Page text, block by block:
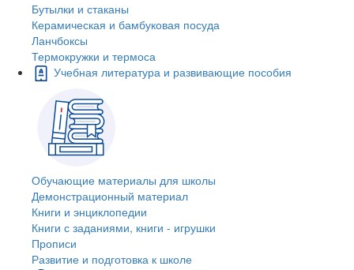
Бутылки и стаканы
Керамическая и бамбуковая посуда
Ланчбоксы
Термокружки и термоса
Учебная литература и развивающие пособия
Обучающие материалы для школы
Демонстрационный материал
Книги и энциклопедии
Книги с заданиями, книги - игрушки
Прописи
Развитие и подготовка к школе